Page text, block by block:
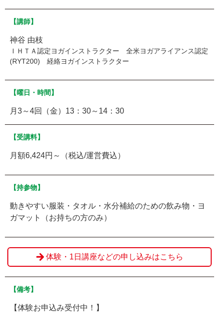
【講師】
神谷 由枝
ＩＨＴＡ認定ヨガインストラクター 全米ヨガアライアンス認定
(RYT200) 経絡ヨガインストラクター
【曜日・時間】
月3～4回（金）13：30～14：30
【受講料】
月額6,424円～（税込/運営費込）
【持参物】
動きやすい服装・タオル・水分補給のための飲み物・ヨ
ガマット（お持ちの方のみ）
体験・1日講座などの申し込みはこちら
【備考】
【体験お申込み受付中！】